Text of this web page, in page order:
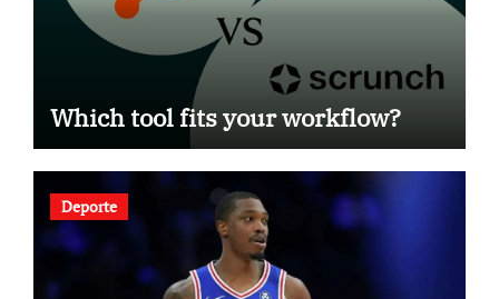
Which tool fits your workflow?
Deporte